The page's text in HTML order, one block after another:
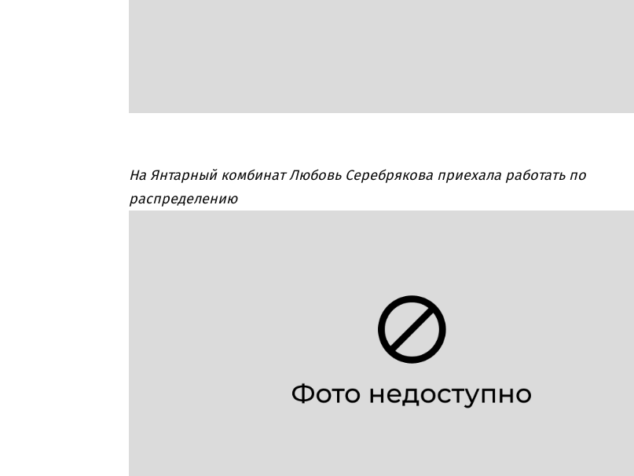
На Янтарный комбинат Любовь Серебрякова приехала работать по
распределению